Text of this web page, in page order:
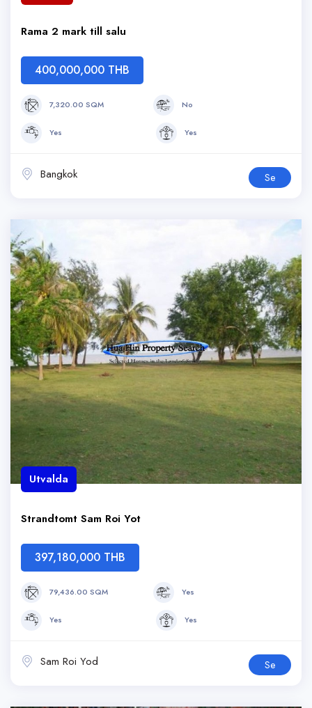
Rama 2 mark till salu
400,000,000 THB
7,320.00 SQM No
Yes Yes
Bangkok Se
Utvalda
Strandtomt Sam Roi Yot
397,180,000 THB
79,436.00 SQM Yes
Yes Yes
Sam Roi Yod Se